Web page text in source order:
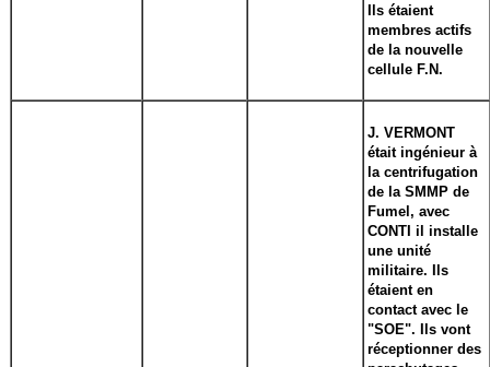
Ils étaient
membres actifs
de la nouvelle
cellule F.N.
J. VERMONT
était ingénieur à
la centrifugation
de la SMMP de
Fumel, avec
CONTI il installe
une unité
militaire. Ils
étaient en
contact avec le
"SOE". Ils vont
réceptionner des